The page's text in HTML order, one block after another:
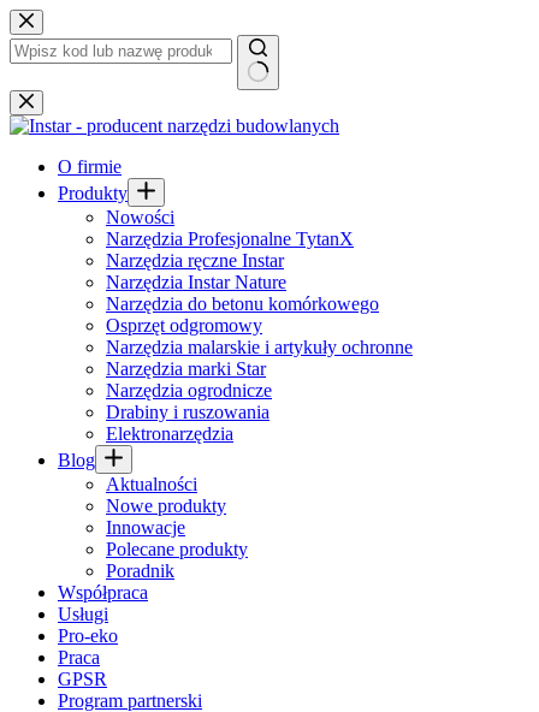
Przejdź
do
treści
Brak
wyników
O firmie
Produkty
Nowości
Narzędzia Profesjonalne TytanX
Narzędzia ręczne Instar
Narzędzia Instar Nature
Narzędzia do betonu komórkowego
Osprzęt odgromowy
Narzędzia malarskie i artykuły ochronne
Narzędzia marki Star
Narzędzia ogrodnicze
Drabiny i ruszowania
Elektronarzędzia
Blog
Aktualności
Nowe produkty
Innowacje
Polecane produkty
Poradnik
Współpraca
Usługi
Pro-eko
Praca
GPSR
Program partnerski